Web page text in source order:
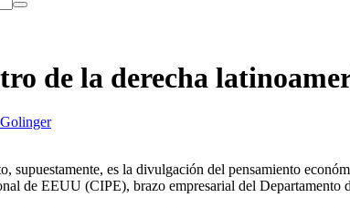
de la derecha
supuestamente, es la divulgación del pensamiento
de EEUU (CIPE), brazo empresarial del